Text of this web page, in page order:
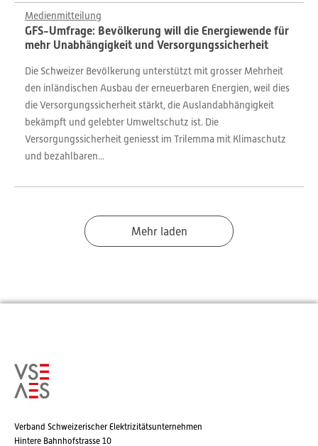
Medienmitteilung
GFS-Umfrage: Bevölkerung will die Energiewende für
mehr Unabhängigkeit und Versorgungssicherheit
Die Schweizer Bevölkerung unterstützt mit grosser Mehrheit
den inländischen Ausbau der erneuerbaren Energien, weil dies
die Versorgungssicherheit stärkt, die Auslandabhängigkeit
bekämpft und gelebter Umweltschutz ist. Die
Versorgungssicherheit geniesst im Trilemma mit Klimaschutz
und bezahlbaren...
Mehr laden
Verband Schweizerischer Elektrizitätsunternehmen
Hintere Bahnhofstrasse 10